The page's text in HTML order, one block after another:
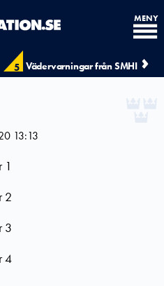
5 Vädervarningar från SMHI
MENY
13:13
1
2
3
4